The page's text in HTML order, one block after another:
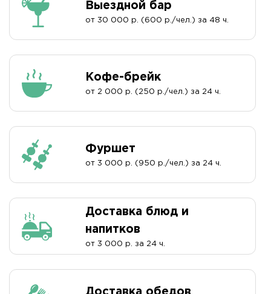
Выездной бар
от 30 000 р. (600 р./чел.) за 48 ч.
Кофе-брейк
от 2 000 р. (250 р./чел.) за 24 ч.
Фуршет
от 3 000 р. (950 р./чел.) за 24 ч.
Доставка блюд и
напитков
от 3 000 р. за 24 ч.